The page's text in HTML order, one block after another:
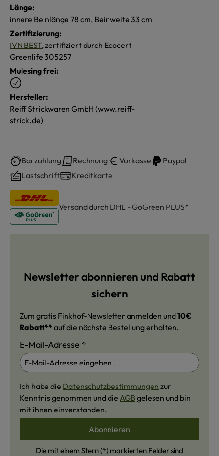
Länge:
innere Beinlänge 78 cm, Beinweite 33 cm
Zertifizierung:
IVN BEST, zertifiziert durch Ecocert
Greenlife 305257
Mulesing frei:
Hersteller:
Reiff Strickwaren GmbH (www.reiff-
strick.de)
Barzahlung Rechnung Vorkasse
Paypal
Lastschrift
Kreditkarte
Versand durch DHL - GoGreen PLUS*
Newsletter abonnieren und Rabatt
sichern
Zum gratis Finkhof-Newsletter anmelden und10€
Rabatt** auf die nächste Bestellung erhalten.
E-Mail-Adresse *
Ich habe die Datenschutzbestimmungen zur
Kenntnis genommen und die AGB gelesen und bin
mit ihnen einverstanden.
Abonnieren
Die mit einem Stern (*) markierten Felder sind